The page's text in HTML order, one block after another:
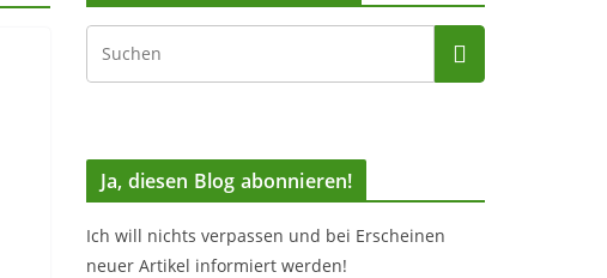
Ja, diesen Blog abonnieren!
Ich will nichts verpassen und bei Erscheinen
neuer Artikel informiert werden!